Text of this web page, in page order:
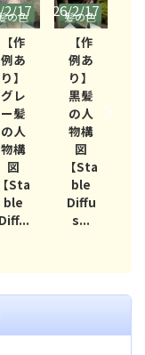
の色
2/17
【作
例あ
り】
黒髪
の人
物構
図
【Sta
ble
Diffu
s...
髪の色
2026/2/17
【作
例あ
り】
白髪
の人
物構
図
【Sta
ble
Diffu
s...
2026/